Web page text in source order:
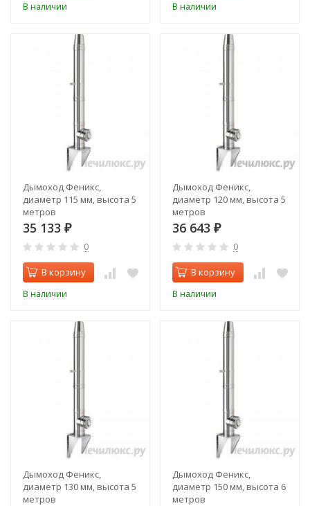
В наличии В наличии
Дымоход Феникс,
диаметр 115 мм, высота 5
метров
35 133 ₽
0
В корзину
В наличии
Дымоход Феникс,
диаметр 120 мм, высота 5
метров
36 643 ₽
0
В корзину
В наличии
Дымоход Феникс,
диаметр 130 мм, высота 5
метров
Дымоход Феникс,
диаметр 150 мм, высота 6
метров